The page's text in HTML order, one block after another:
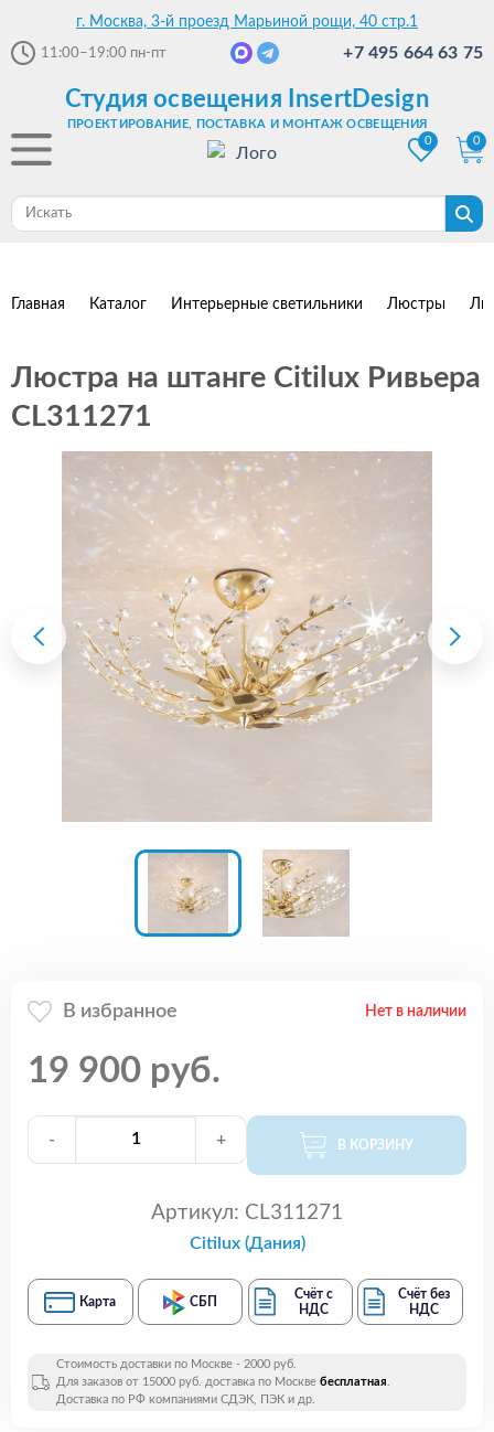
г. Москва, 3-й проезд Марьиной рощи, 40 стр.1
11:00–19:00 пн-пт +7 495 664 63 75
Студия освещения InsertDesign
ПРОЕКТИРОВАНИЕ, ПОСТАВКА И МОНТАЖ ОСВЕЩЕНИЯ
0
0
Главная Каталог Интерьерные светильники Люстры
Люстра на штанге Citilux Ривьера
CL311271
В избранное Нет в наличии
19 900 руб.
- + В КОРЗИНУ
Артикул: CL311271
Citilux (Дания)
Карта СБП
Счёт с
НДС
Счёт без
НДС
Стоимость доставки по Москве - 2000 руб.
Для заказов от 15000 руб. доставка по Москве бесплатная.
Доставка по РФ компаниями СДЭК, ПЭК и др.